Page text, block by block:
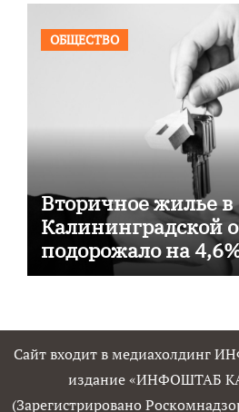
ОБЩЕСТВО
Вторичное жилье в
Калининградской
подорожало на
Сайт входит в медиахолдинг
издание «ИНФОШТАБ
(Зарегистрировано